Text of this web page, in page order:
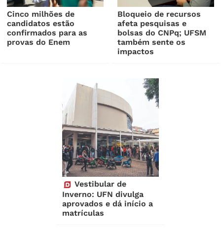
Cinco milhões de
candidatos estão
confirmados para as
provas do Enem
Bloqueio de recursos
afeta pesquisas e
bolsas do CNPq; UFSM
também sente os
impactos
Vestibular de
Inverno: UFN divulga
aprovados e dá início a
matrículas